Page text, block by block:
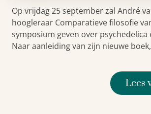
Op vrijdag 25 september zal André
hoogleraar Comparatieve filosofie
symposium geven over psychedelica
Naar aanleiding van zijn nieuwe
Lees